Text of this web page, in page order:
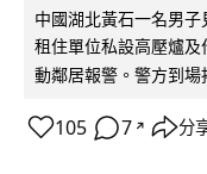
中國湖北黃石一名男
租住單位私設高壓爐
動鄰居報警。警方到場
105 7 ↗ 分